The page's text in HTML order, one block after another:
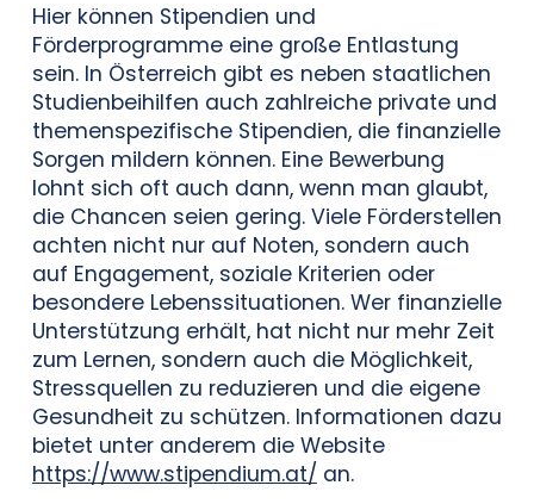
Hier können Stipendien und
Förderprogramme eine große Entlastung
sein. In Österreich gibt es neben staatlichen
Studienbeihilfen auch zahlreiche private und
themenspezifische Stipendien, die finanzielle
Sorgen mildern können. Eine Bewerbung
lohnt sich oft auch dann, wenn man glaubt,
die Chancen seien gering. Viele Förderstellen
achten nicht nur auf Noten, sondern auch
auf Engagement, soziale Kriterien oder
besondere Lebenssituationen. Wer finanzielle
Unterstützung erhält, hat nicht nur mehr Zeit
zum Lernen, sondern auch die Möglichkeit,
Stressquellen zu reduzieren und die eigene
Gesundheit zu schützen. Informationen dazu
bietet unter anderem die Website
https://www.stipendium.at/ an.